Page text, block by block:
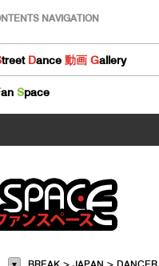
NAVIGATION
treet Dance 動画 Gallery
an Space